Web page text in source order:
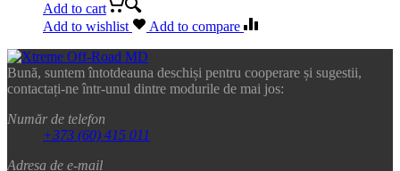
Add to cart
Add to wishlist
Add to compare
Bună, suntem întotdeauna deschiși pentru cooperare și sugestii,
contactați-ne într-unul dintre modurile de mai jos:
Număr de telefon
+373 (60) 415 011
Adresa de e-mail